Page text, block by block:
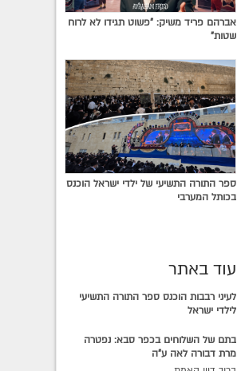
אברהם פריד משיק: "פשוט תגידו לא לרוח
שטות"
ספר התורה התשיעי של ילדי ישראל הוכנס
בכותל המערבי
עוד באתר
לעיני רבבות הוכנס ספר התורה התשיעי
לילדי ישראל
בתם של השלוחים בכפר סבא: נפטרה
מרת דבורה לאה ע"ה